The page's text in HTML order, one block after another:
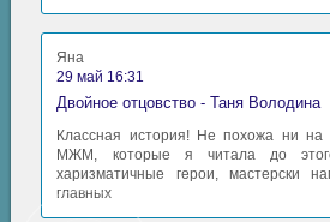
Яна
29 май 16:31
Двойное отцовство - Таня Володина
Классная история! Не похожа ни
МЖМ, которые я читала до
харизматичные герои, мастерски
главных